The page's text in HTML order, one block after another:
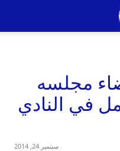
مجلسه
في النادي
سبتمبر 24, 2014